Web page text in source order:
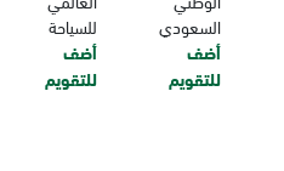
السعودي
أضف
للتقويم
للسياحة
أضف
للتقويم